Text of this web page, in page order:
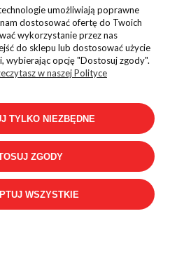
Crew Beanie Ultra
Dostępność:
na wyczerpaniu
Wysyłka w:5 dni
umożliwiają poprawne
dostosować ofertę do Twoich
wykorzystanie przez nas
do sklepu lub dostosować użycie
wybierając opcję "Dostosuj zgody".
w naszej Polityce
TYLKO NIEZBĘDNE
ZGODY
WSZYSTKIE